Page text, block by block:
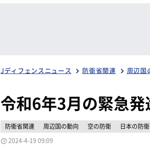
Jディフェンスニュース 防衛省関連 周辺国
令和6年3月の緊急
防衛省関連 周辺国の動向 空の防衛
日本の防衛
2024-4-19 09:09